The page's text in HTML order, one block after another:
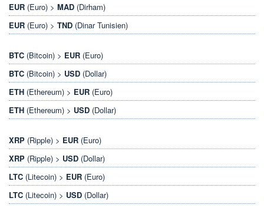
EUR (Euro) > MAD (Dirham)
EUR (Euro) > TND (Dinar Tunisien)
BTC (Bitcoin) > EUR (Euro)
BTC (Bitcoin) > USD (Dollar)
ETH (Ethereum) > EUR (Euro)
ETH (Ethereum) > USD (Dollar)
XRP (Ripple) > EUR (Euro)
XRP (Ripple) > USD (Dollar)
LTC (Litecoin) > EUR (Euro)
LTC (Litecoin) > USD (Dollar)